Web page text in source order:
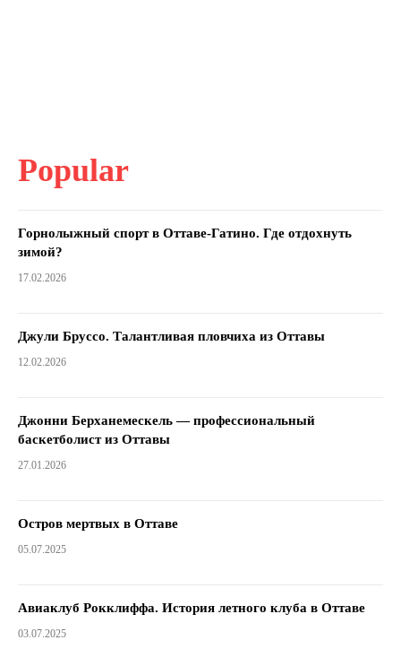
Popular
Горнолыжный спорт в Оттаве-Гатино. Где отдохнуть
зимой?
17.02.2026
Джули Бруссо. Талантливая пловчиха из Оттавы
12.02.2026
Джонни Берханемескель — профессиональный
баскетболист из Оттавы
27.01.2026
Остров мертвых в Оттаве
05.07.2025
Авиаклуб Рокклиффа. История летного клуба в Оттаве
03.07.2025